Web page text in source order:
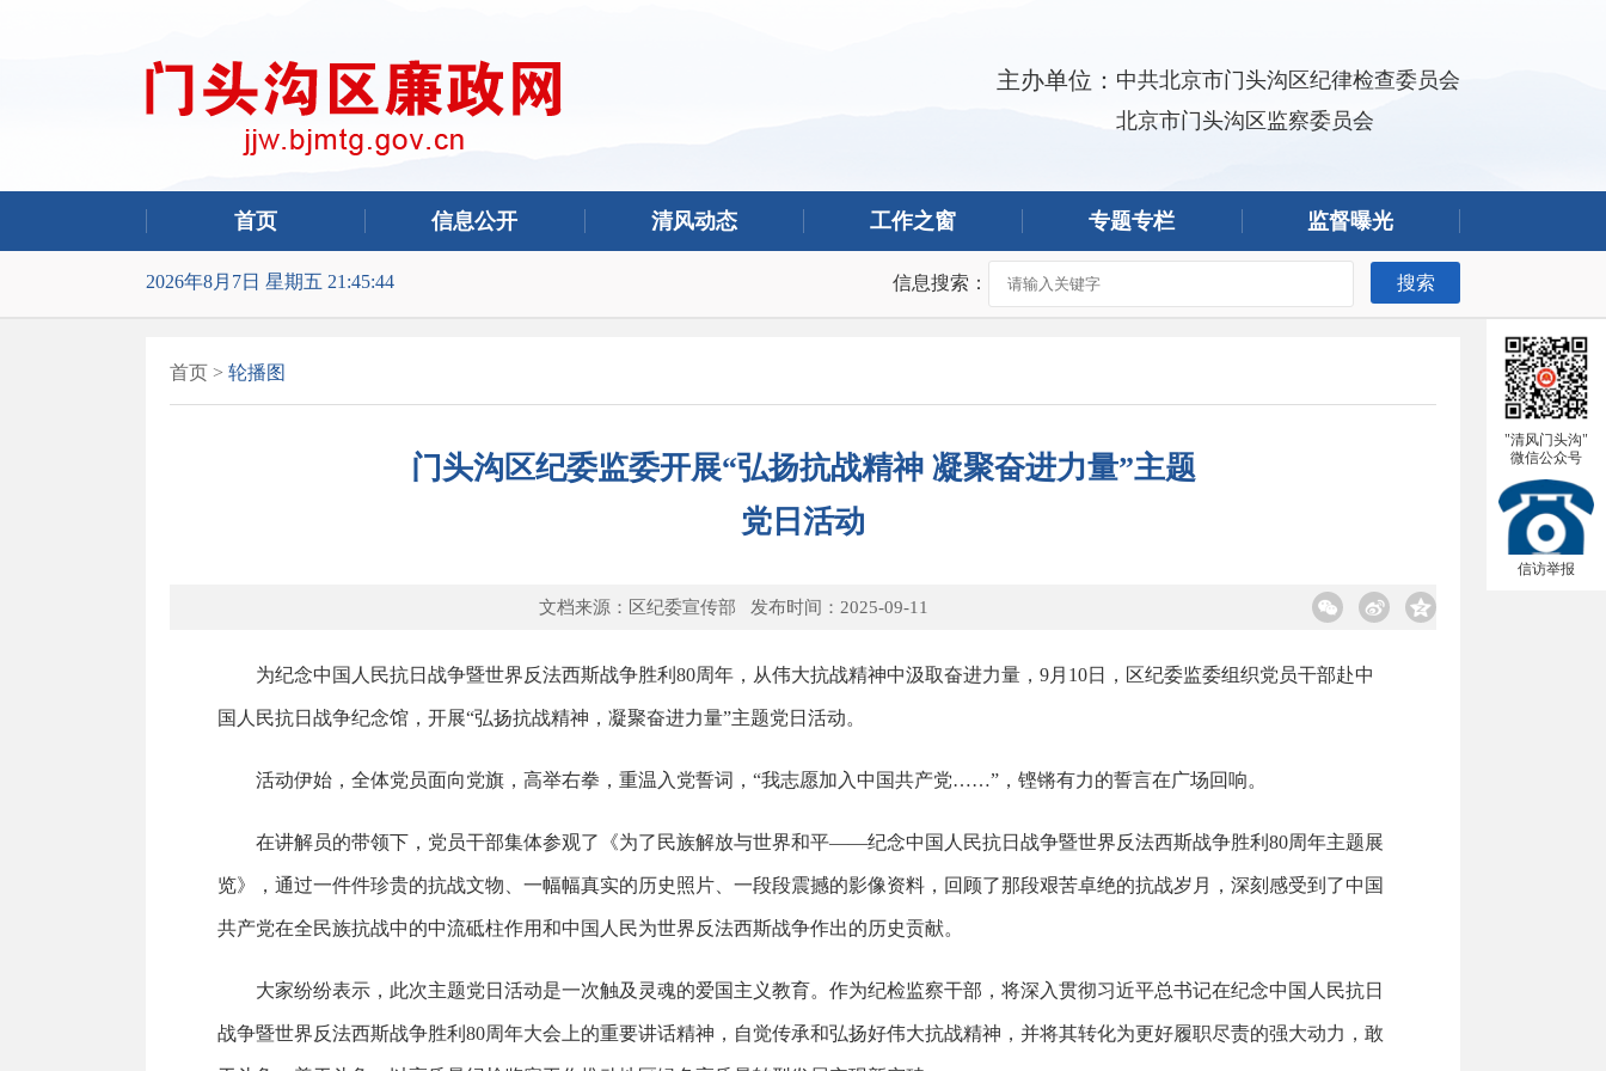
主办单位： 中共北京市门头沟区纪律检查委员会
北京市门头沟区监察委员会
首页 信息公开 清风动态 工作之窗 专题专栏 监督曝光
2026年8月7日 星期五 21:45:44 信息搜索： 搜索
首页 > 轮播图
门头沟区纪委监委开展“弘扬抗战精神 凝聚奋进力量”主题
党日活动
文档来源：区纪委宣传部 发布时间：2025-09-11
为纪念中国人民抗日战争暨世界反法西斯战争胜利80周年，从伟大抗战精神中汲取奋进力量，9月10日，区纪委监委组织党员干部赴中
国人民抗日战争纪念馆，开展“弘扬抗战精神，凝聚奋进力量”主题党日活动。
活动伊始，全体党员面向党旗，高举右拳，重温入党誓词，“我志愿加入中国共产党……”，铿锵有力的誓言在广场回响。
在讲解员的带领下，党员干部集体参观了《为了民族解放与世界和平——纪念中国人民抗日战争暨世界反法西斯战争胜利80周年主题展
览》，通过一件件珍贵的抗战文物、一幅幅真实的历史照片、一段段震撼的影像资料，回顾了那段艰苦卓绝的抗战岁月，深刻感受到了中国
共产党在全民族抗战中的中流砥柱作用和中国人民为世界反法西斯战争作出的历史贡献。
大家纷纷表示，此次主题党日活动是一次触及灵魂的爱国主义教育。作为纪检监察干部，将深入贯彻习近平总书记在纪念中国人民抗日
战争暨世界反法西斯战争胜利80周年大会上的重要讲话精神，自觉传承和弘扬好伟大抗战精神，并将其转化为更好履职尽责的强大动力，敢
"清风门头沟"
微信公众号
信访举报